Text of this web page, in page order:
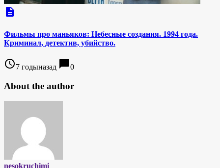
description
Фильмы про маньяков: Небесные создания. 1994 года.
Криминал, детектив, убийство.
access_time7 годыназад chat_bubble0
About the author
nesokruchimi